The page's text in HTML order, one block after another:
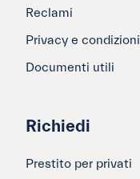
Reclami
Privacy e condizioni
Documenti utili
Richiedi
Prestito per privati